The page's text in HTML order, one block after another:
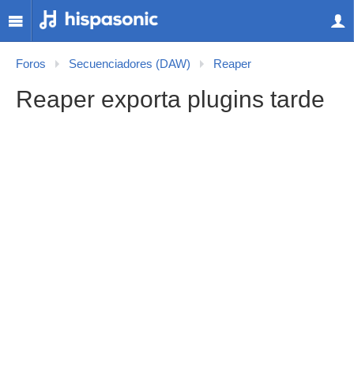
Foros Secuenciadores (DAW) Reaper
Reaper exporta plugins tarde